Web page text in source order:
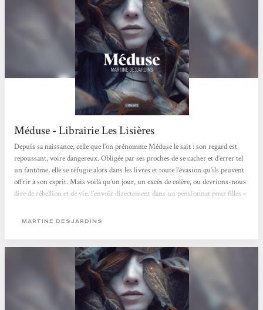
Méduse - Librairie Les Lisières
Depuis sa naissance, celle que l’on prénomme Méduse le sait : son regard est
repoussant, voire dangereux. Obligée par ses proches de se cacher et d’errer tel
un fantôme, elle se réfugie alors dans les livres et toute l’évasion qu’ils peuvent
offrir à son esprit. Mais voilà qu’un jour, un excès de colère, ou devrions-nous
dire de rébellion et de vie, l’envoie directement dans un pensionnat pour filles «
famille se refusent d’assumer et d’aimer. C’est...
MARTINE DESJARDINS